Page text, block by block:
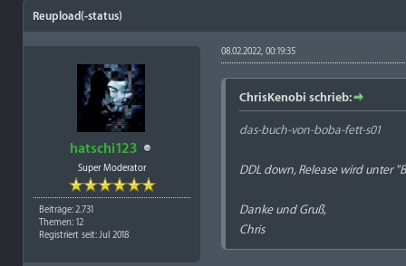
Reupload(-status)
hatschi123
Super Moderator
Beiträge: 2.731
Themen: 12
Registriert seit: Jul 2018
08.02.2022, 00:19:35
ChrisKenobi schrieb:
das-buch-von-boba-fett-s01
DDL down, Release wird unter
Danke und Gruß,
Chris